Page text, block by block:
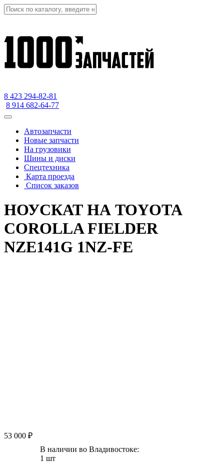
8 423 294-82-81
8 914 682-64-77
Автозапчасти
Новые запчасти
На грузовики
Шины и диски
Спецтехника
Карта проезда
Список заказов
НОУСКАТ НА TOYOTA
COROLLA FIELDER
NZE141G 1NZ-FE
53 000 ₽
В наличии во Владивостоке:
1 шт